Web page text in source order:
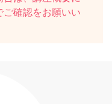
ご確認をお願いい